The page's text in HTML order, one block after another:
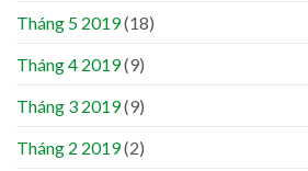
Tháng 5 2019(18)
Tháng 4 2019(9)
Tháng 3 2019(9)
Tháng 2 2019(2)